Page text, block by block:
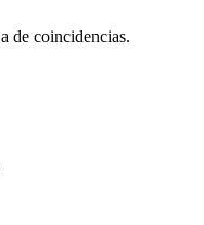
a de coincidencias.